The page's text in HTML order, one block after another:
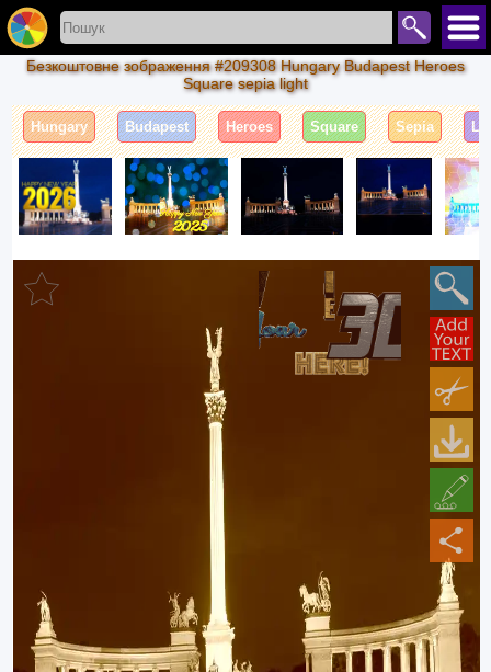
Безкоштовне зображення #209308 Hungary Budapest Heroes
Square sepia light
Hungary Budapest Heroes Square Sepia